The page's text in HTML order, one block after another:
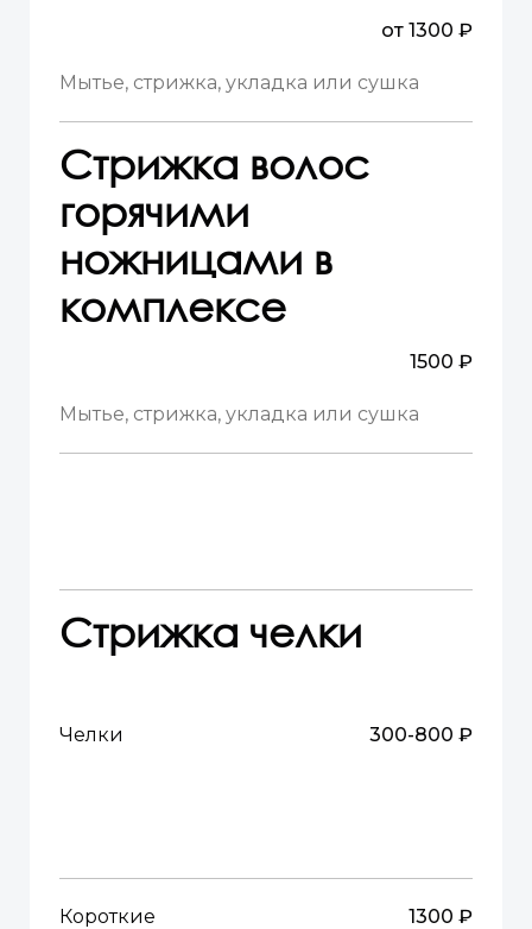
от 1300 ₽
Мытье, стрижка, укладка или сушка
Стрижка волос
горячими
ножницами в
комплексе
1500 ₽
Мытье, стрижка, укладка или сушка
Стрижка челки
Челки 300-800 ₽
Короткие 1300 ₽